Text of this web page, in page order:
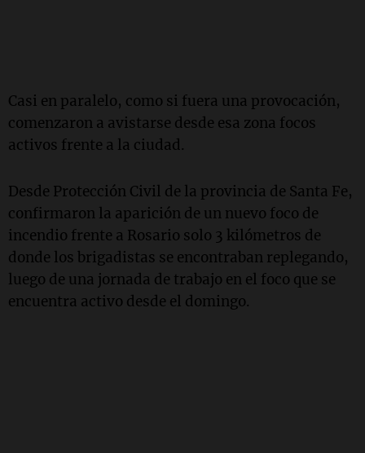
Casi en paralelo, como si fuera una provocación,
comenzaron a avistarse desde esa zona focos
activos frente a la ciudad.
Desde Protección Civil de la provincia de Santa Fe,
confirmaron la aparición de un nuevo foco de
incendio frente a Rosario solo 3 kilómetros de
donde los brigadistas se encontraban replegando,
luego de una jornada de trabajo en el foco que se
encuentra activo desde el domingo.